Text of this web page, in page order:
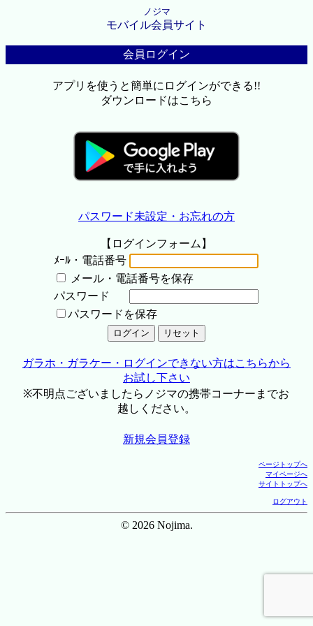
ノジマ
モバイル会員サイト
会員ログイン
アプリを使うと簡単にログインができる!!
ダウンロードはこちら
パスワード未設定・お忘れの方
【ログインフォーム】
ﾒｰﾙ・電話番号
メール・電話番号を保存
パスワード
パスワードを保存
ガラホ・ガラケー・ログインできない方はこちらから
お試し下さい
※不明点ございましたらノジマの携帯コーナーまでお
越しください。
新規会員登録
ページトップへ
マイページへ
サイトトップへ
ログアウト
© 2026 Nojima.